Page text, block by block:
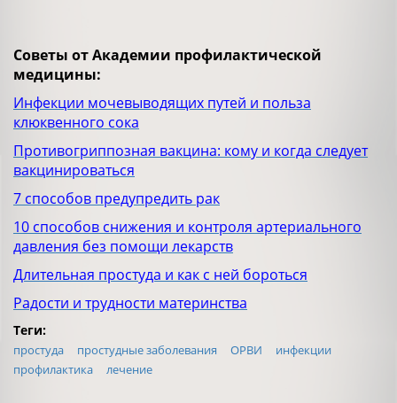
Советы от Академии профилактической
медицины:
Инфекции мочевыводящих путей и польза
клюквенного сока
Противогриппозная вакцина: кому и когда следует
вакцинироваться
7 способов предупредить рак
10 способов снижения и контроля артериального
давления без помощи лекарств
Длительная простуда и как с ней бороться
Радости и трудности материнства
Теги:
простуда простудные заболевания ОРВИ
инфекции
профилактика
лечение